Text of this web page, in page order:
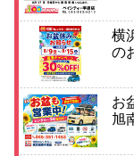
横
の
お
旭